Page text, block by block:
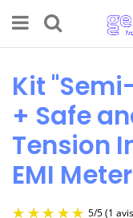
Kit
+ Safe
Tension
EMI